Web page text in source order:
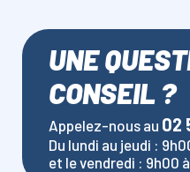
UNE
CONSEIL ?
Appelez-nous au 02
Du lundi au jeudi :
et le vendredi : 9h00